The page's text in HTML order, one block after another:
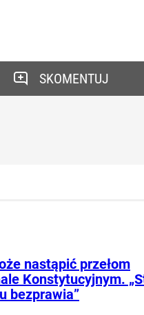
SKOMENTUJ
nastąpić przełom
Konstytucyjnym.
bezprawia”